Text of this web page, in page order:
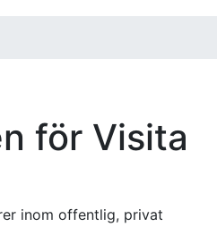
för Visita
inom offentlig, privat